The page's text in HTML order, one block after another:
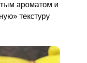
ароматом и
текстуру